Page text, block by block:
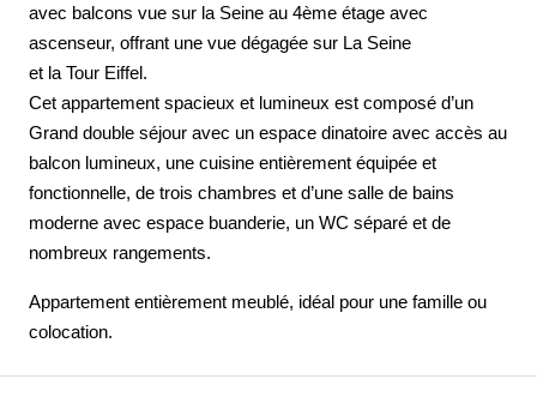
avec balcons vue sur la Seine au 4ème étage avec
ascenseur, offrant une vue dégagée sur La Seine
et la Tour Eiffel.
Cet appartement spacieux et lumineux est composé d’un
Grand double séjour avec un espace dinatoire avec accès au
balcon lumineux, une cuisine entièrement équipée et
fonctionnelle, de trois chambres et d’une salle de bains
moderne avec espace buanderie, un WC séparé et de
nombreux rangements.
Appartement entièrement meublé, idéal pour une famille ou
colocation.